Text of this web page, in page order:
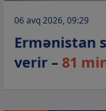
06 avq 2026, 09:29
Ermənistan
verir –81